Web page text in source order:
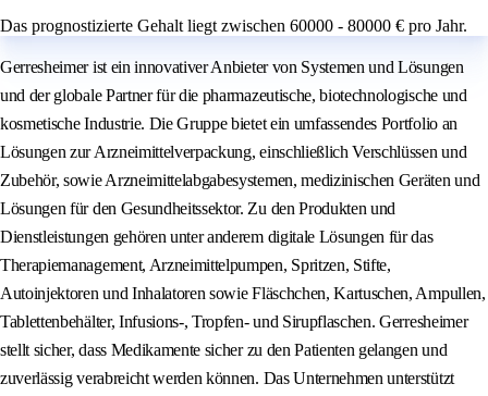
Das prognostizierte Gehalt liegt zwischen 60000 - 80000 € pro Jahr.
Gerresheimer ist ein innovativer Anbieter von Systemen und Lösungen
und der globale Partner für die pharmazeutische, biotechnologische und
kosmetische Industrie. Die Gruppe bietet ein umfassendes Portfolio an
Lösungen zur Arzneimittelverpackung, einschließlich Verschlüssen und
Zubehör, sowie Arzneimittelabgabesystemen, medizinischen Geräten und
Lösungen für den Gesundheitssektor. Zu den Produkten und
Dienstleistungen gehören unter anderem digitale Lösungen für das
Therapiemanagement, Arzneimittelpumpen, Spritzen, Stifte,
Autoinjektoren und Inhalatoren sowie Fläschchen, Kartuschen, Ampullen,
Tablettenbehälter, Infusions-, Tropfen- und Sirupflaschen. Gerresheimer
stellt sicher, dass Medikamente sicher zu den Patienten gelangen und
zuverlässig verabreicht werden können. Das Unternehmen unterstützt